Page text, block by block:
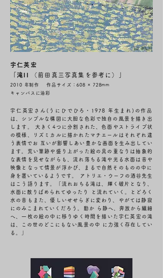
宇仁英宏
「滝II
（前田真三写真集を参考に）
2010 年制作 作品サイズ：608 × 728mm
キャンバスに油彩
宇仁英宏さん(うにひでひろ・1978 年生まれ)の作品
は、シンプルな構図に大胆な色彩で独自の風景を描き出
します。 大きく4つに分割された、色面やストライプ状
の模様、リズミカルに描かれたマチエールはそれぞれ違
う表情でお 互いが影響しあい豊かな画面を生み出してい
ます。荒い筆跡や盛り上がった絵の具の重なりは抽象的
な表情を見せながらも、流れ落ちる滝や光る水面は音や
映像となって情景が浮かび、まるで自然そのものの中に
身を置いているようです。
アトリエ・ウーフの酒谷先生
はこう語ります。「流れおちる滝は、輝く破片となり、
水面に散りばめられてゆったり と流れていく。とどろく
水の音もまた、優しいせせらぎに変わり、やがては静寂
にのみこまれていくだろう。動か ら静へ、奔放から繊細
へ、一枚の絵の中に移りゆく時間を描いた宇仁英宏の滝
は、この世のどこにもない風景の中 に力強く存在してい
る。」